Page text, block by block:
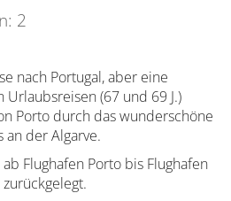
2
nach Portugal, aber eine
(67 und 69 J.)
Porto durch das wunderschöne
an der Algarve.
Flughafen Porto bis Flughafen